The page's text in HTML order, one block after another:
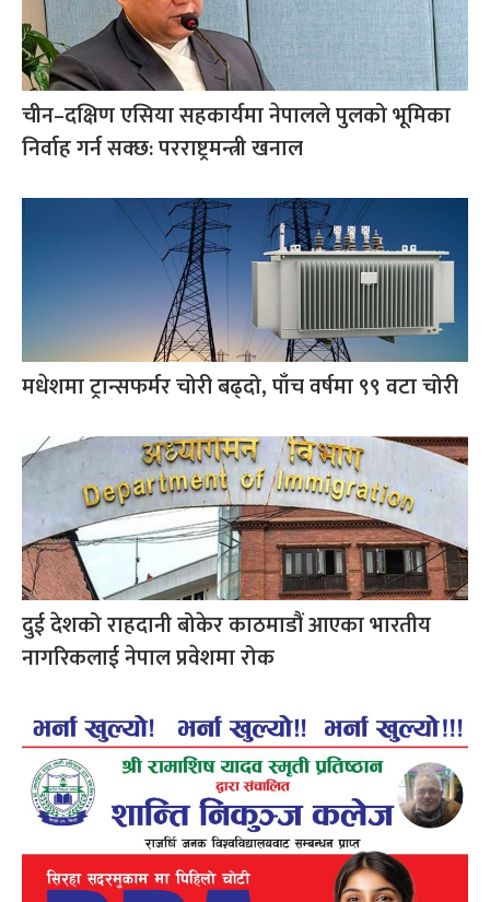
चीन–दक्षिण एसिया सहकार्यमा नेपालले पुलको भूमिका
निर्वाह गर्न सक्छ: परराष्ट्रमन्त्री खनाल
मधेशमा ट्रान्सफर्मर चोरी बढ्दो, पाँच वर्षमा ९९ वटा चोरी
दुई देशको राहदानी बोकेर काठमाडौं आएका भारतीय
नागरिकलाई नेपाल प्रवेशमा रोक